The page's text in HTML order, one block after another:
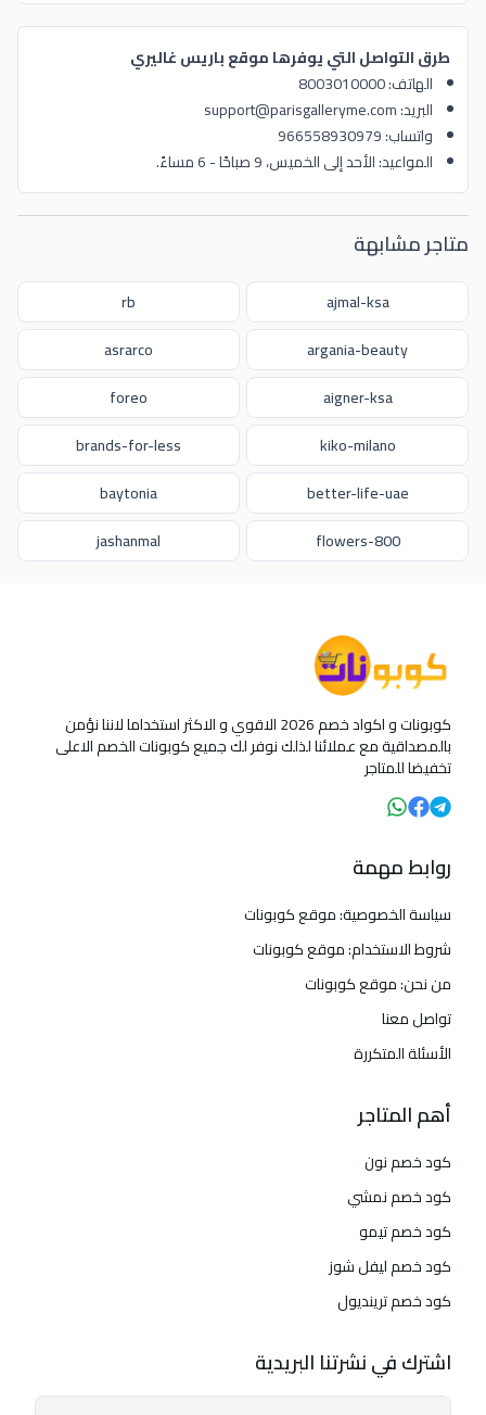
طرق التواصل التي يوفرها موقع باريس غاليري
الهاتف: 8003010000
البريد: support@parisgalleryme.com
واتساب: 966558930979
المواعيد: الأحد إلى الخميس، 9 صباحًا - 6 مساءً.
متاجر مشابهة
ajmal-ksa
rb
argania-beauty
asrarco
aigner-ksa
foreo
kiko-milano
brands-for-less
better-life-uae
baytonia
800-flowers
jashanmal
كوبونات و اكواد خصم 2026 الاقوي و الاكثر استخداما لاننا نؤمن
بالمصداقية مع عملائنا لذلك نوفر لك جميع كوبونات الخصم الاعلى
تخفيضا للمتاجر
روابط مهمة
سياسة الخصوصية: موقع كوبونات
شروط الاستخدام: موقع كوبونات
من نحن: موقع كوبونات
تواصل معنا
الأسئلة المتكررة
أهم المتاجر
كود خصم نون
كود خصم نمشي
كود خصم تيمو
كود خصم ليفل شوز
كود خصم ترينديول
اشترك في نشرتنا البريدية